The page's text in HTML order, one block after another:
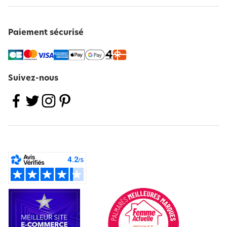
Paiement sécurisé
Suivez-nous